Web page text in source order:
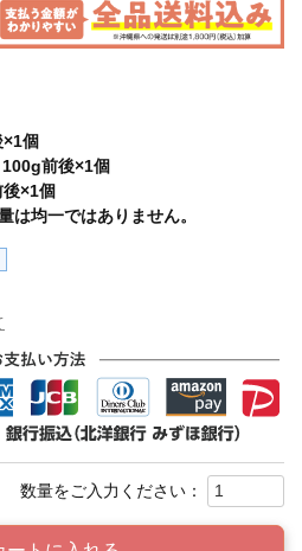
個
前後×1個
×1個
均一ではありません。